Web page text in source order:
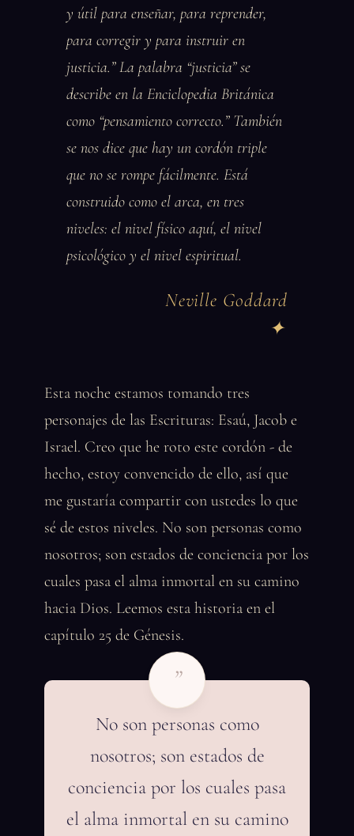
y útil para enseñar, para reprender,
para corregir y para instruir en
justicia.” La palabra “justicia” se
describe en la Enciclopedia Británica
como “pensamiento correcto.” También
se nos dice que hay un cordón triple
que no se rompe fácilmente. Está
construido como el arca, en tres
niveles: el nivel físico aquí, el nivel
psicológico y el nivel espiritual.
Neville Goddard
Esta noche estamos tomando tres
personajes de las Escrituras: Esaú, Jacob e
Israel. Creo que he roto este cordón - de
hecho, estoy convencido de ello, así que
me gustaría compartir con ustedes lo que
sé de estos niveles. No son personas como
nosotros; son estados de conciencia por los
cuales pasa el alma inmortal en su camino
hacia Dios. Leemos esta historia en el
capítulo 25 de Génesis.
”
No son personas como
nosotros; son estados de
conciencia por los cuales pasa
el alma inmortal en su camino